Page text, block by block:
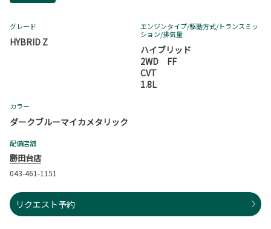
グレード
HYBRID Z
エンジンタイプ/駆動方式/トランスミッ
ション/排気量
ハイブリッド
2WD FF
CVT
1.8L
カラー
ダークブルーマイカメタリック
配備店舗
勝田台店
043-461-1151
リクエスト予約